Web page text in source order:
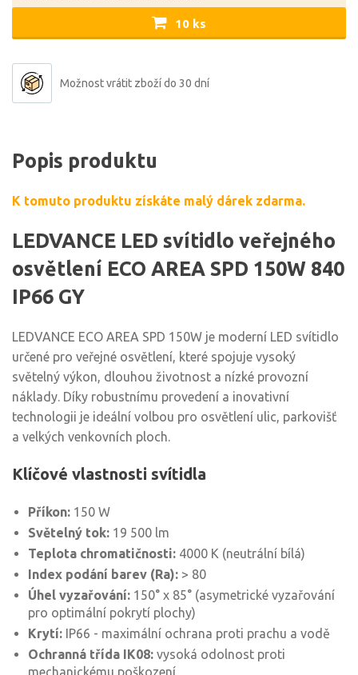
10 ks
Možnost vrátit zboží do 30 dní
Popis produktu
K tomuto produktu získáte malý dárek zdarma.
LEDVANCE LED svítidlo veřejného
osvětlení ECO AREA SPD 150W 840
IP66 GY
LEDVANCE ECO AREA SPD 150W je moderní LED svítidlo
určené pro veřejné osvětlení, které spojuje vysoký
světelný výkon, dlouhou životnost a nízké provozní
náklady. Díky robustnímu provedení a inovativní
technologii je ideální volbou pro osvětlení ulic, parkovišť
a velkých venkovních ploch.
Klíčové vlastnosti svítidla
Příkon: 150 W
Světelný tok: 19 500 lm
Teplota chromatičnosti: 4000 K (neutrální bílá)
Index podání barev (Ra): > 80
Úhel vyzařování: 150° x 85° (asymetrické vyzařování
pro optimální pokrytí plochy)
Krytí: IP66 - maximální ochrana proti prachu a vodě
Ochranná třída IK08: vysoká odolnost proti
mechanickému poškození